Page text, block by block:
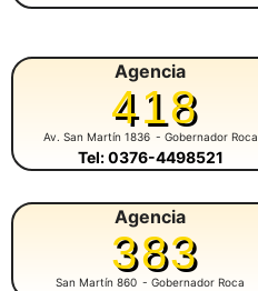
Agencia
418
Av. San Martín 1836 - Gobernador Roca
Tel: 0376-4498521
Agencia
383
San Martín 860 - Gobernador Roca